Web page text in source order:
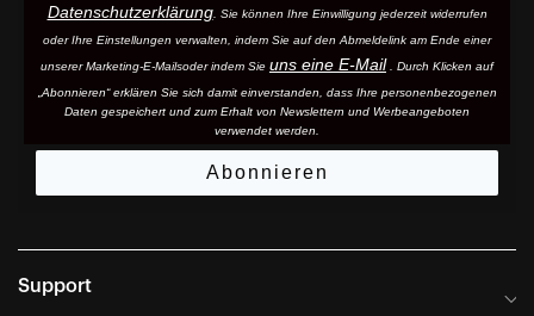
Datenschutzerklärung. Sie können Ihre Einwilligung jederzeit widerrufen
oder Ihre Einstellungen verwalten, indem Sie auf den Abmeldelink am Ende einer
unserer Marketing-E-Mailsoder indem Sie uns eine E-Mail . Durch Klicken auf
„Abonnieren“ erklären Sie sich damit einverstanden, dass Ihre personenbezogenen
Daten gespeichert und zum Erhalt von Newslettern und Werbeangeboten
verwendet werden.
Abonnieren
Support